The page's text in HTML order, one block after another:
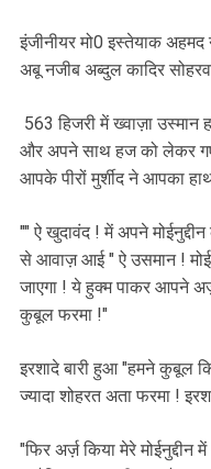
इंजीनीयर मो0 इस्तेयाक अहमद
अबू नजीब अब्दुल कादिर
563 हिजरी में ख्वाज़ा उस्मान
और अपने साथ हज को लेकर
आपके पीरों मुर्शीद ने आपका
"" ऐ खुदावंद ! में अपने
से आवाज़ आई " ऐ उसमान !
जाएगा ! ये हुक्म पाकर आपने
कुबूल फरमा !"
इरशादे बारी हुआ "हमने कुबूल
ज्यादा शोहरत अता फरमा !
"फिर अर्ज़ किया मेरे